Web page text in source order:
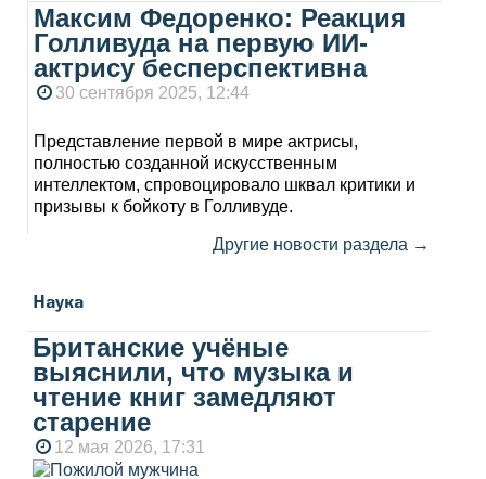
Максим Федоренко: Реакция
Голливуда на первую ИИ-
актрису бесперспективна
30 сентября 2025, 12:44
Представление первой в мире актрисы,
полностью созданной искусственным
интеллектом, спровоцировало шквал критики и
призывы к бойкоту в Голливуде.
Другие новости раздела →
Наука
Британские учёные
выяснили, что музыка и
чтение книг замедляют
старение
12 мая 2026, 17:31